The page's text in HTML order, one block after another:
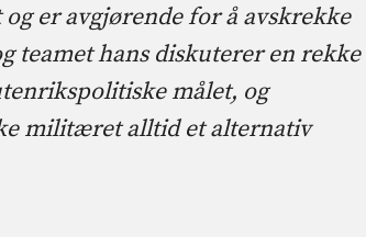
er avgjørende for å avskrekke
teamet hans diskuterer en rekke
målet, og
militæret alltid et alternativ